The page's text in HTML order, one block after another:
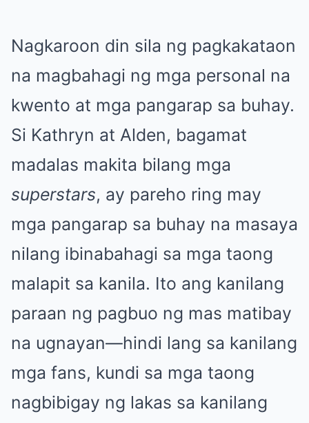
Nagkaroon din sila ng pagkakataon
na magbahagi ng mga personal na
kwento at mga pangarap sa buhay.
Si Kathryn at Alden, bagamat
madalas makita bilang mga
superstars, ay pareho ring may
mga pangarap sa buhay na masaya
nilang ibinabahagi sa mga taong
malapit sa kanila. Ito ang kanilang
paraan ng pagbuo ng mas matibay
na ugnayan—hindi lang sa kanilang
mga fans, kundi sa mga taong
nagbibigay ng lakas sa kanilang